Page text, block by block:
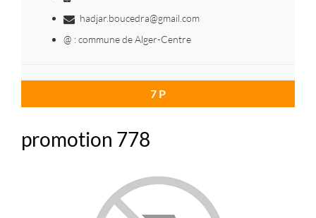
hadjar.boucedra@gmail.com
@ : commune de Alger-Centre
7 P
promotion 778